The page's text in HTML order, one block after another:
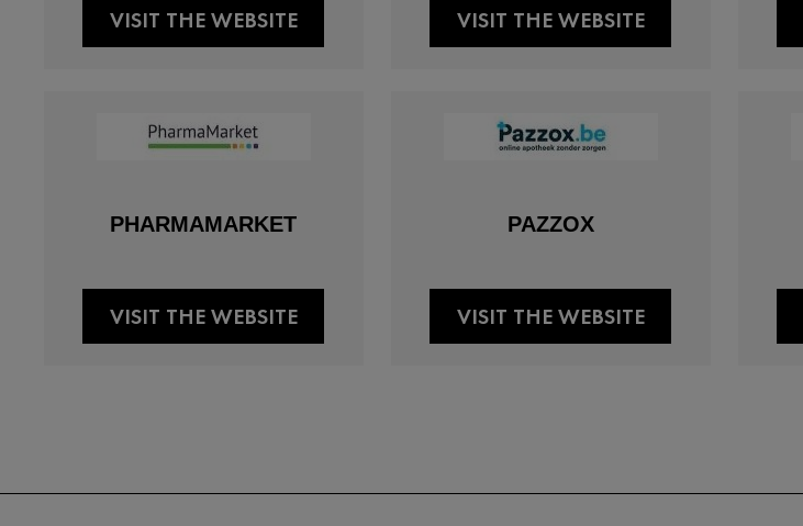
VISIT THE WEBSITE VISIT THE WEBSITE
PHARMAMARKET
VISIT THE WEBSITE
PAZZOX
VISIT THE WEBSITE